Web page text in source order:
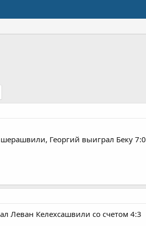
Георгий выиграл Беку 7:0
Леван Келехсашвили со счетом 4:3